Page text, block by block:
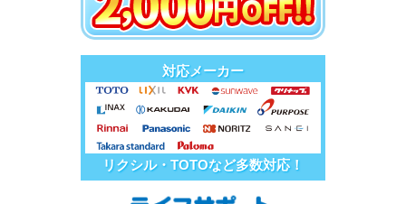
対応メーカー
リクシル・TOTOなど多数対応！